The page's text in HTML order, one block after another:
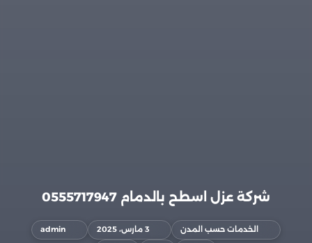
شركة عزل اسطح بالدمام 0555717947
الخدمات حسب المدن 3 مارس، 2025
admin